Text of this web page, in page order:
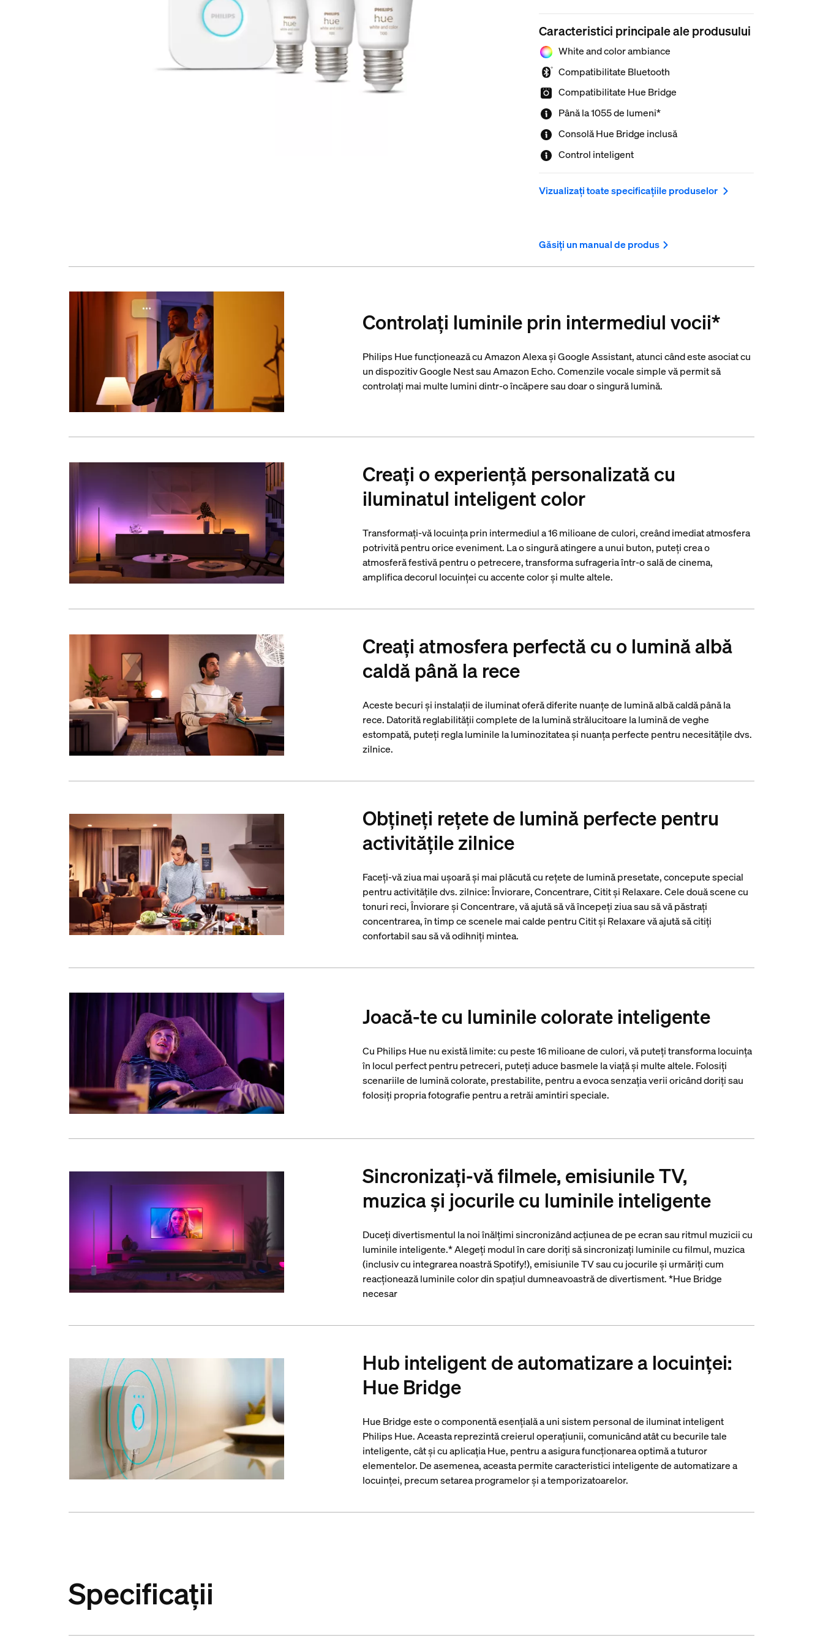
Caracteristici principale ale produsului
White and color ambiance
Compatibilitate Bluetooth
Compatibilitate Hue Bridge
Până la 1055 de lumeni*
Consolă Hue Bridge inclusă
Control inteligent
Vizualizați toate specificațiile produselor
Găsiți un manual de produs
Controlați luminile prin intermediul vocii*
Philips Hue funcționează cu Amazon Alexa și Google Assistant, atunci când este asociat cu
un dispozitiv Google Nest sau Amazon Echo. Comenzile vocale simple vă permit să
controlați mai multe lumini dintr-o încăpere sau doar o singură lumină.
Creați o experiență personalizată cu
iluminatul inteligent color
Transformați-vă locuința prin intermediul a 16 milioane de culori, creând imediat atmosfera
potrivită pentru orice eveniment. La o singură atingere a unui buton, puteți crea o
atmosferă festivă pentru o petrecere, transforma sufrageria într-o sală de cinema,
amplifica decorul locuinței cu accente color și multe altele.
Creați atmosfera perfectă cu o lumină albă
caldă până la rece
Aceste becuri și instalații de iluminat oferă diferite nuanțe de lumină albă caldă până la
rece. Datorită reglabilității complete de la lumină strălucitoare la lumină de veghe
estompată, puteți regla luminile la luminozitatea și nuanța perfecte pentru necesitățile dvs.
zilnice.
Obțineți rețete de lumină perfecte pentru
activitățile zilnice
Faceți-vă ziua mai ușoară și mai plăcută cu rețete de lumină presetate, concepute special
pentru activitățile dvs. zilnice: Înviorare, Concentrare, Citit și Relaxare. Cele două scene cu
tonuri reci, Înviorare și Concentrare, vă ajută să vă începeți ziua sau să vă păstrați
concentrarea, în timp ce scenele mai calde pentru Citit și Relaxare vă ajută să citiți
confortabil sau să vă odihniți mintea.
Joacă-te cu luminile colorate inteligente
Cu Philips Hue nu există limite: cu peste 16 milioane de culori, vă puteți transforma locuința
în locul perfect pentru petreceri, puteți aduce basmele la viață și multe altele. Folosiți
scenariile de lumină colorate, prestabilite, pentru a evoca senzația verii oricând doriți sau
folosiți propria fotografie pentru a retrăi amintiri speciale.
Sincronizați-vă filmele, emisiunile TV,
muzica și jocurile cu luminile inteligente
Duceți divertismentul la noi înălțimi sincronizând acțiunea de pe ecran sau ritmul muzicii cu
luminile inteligente.* Alegeți modul în care doriți să sincronizați luminile cu filmul, muzica
(inclusiv cu integrarea noastră Spotify!), emisiunile TV sau cu jocurile și urmăriți cum
reacționează luminile color din spațiul dumneavoastră de divertisment. *Hue Bridge
necesar
Hub inteligent de automatizare a locuinței:
Hue Bridge
Hue Bridge este o componentă esențială a uni sistem personal de iluminat inteligent
Philips Hue. Aceasta reprezintă creierul operațiunii, comunicând atât cu becurile tale
inteligente, cât și cu aplicația Hue, pentru a asigura funcționarea optimă a tuturor
elementelor. De asemenea, aceasta permite caracteristici inteligente de automatizare a
locuinței, precum setarea programelor și a temporizatoarelor.
Specificații